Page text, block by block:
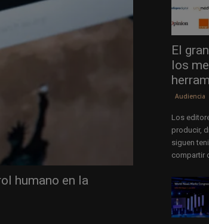
humano en la
El
los
Audiencia
Los
producir,
siguen
compartir